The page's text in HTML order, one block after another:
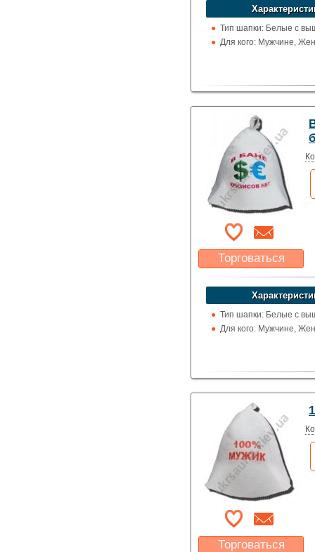
устроит?
Указать цену
Тип шапки: Белые с
Для кого: Мужчине,
Торговаться
Какая цена Вас
устроит?
Указать цену
Тип шапки: Белые с
Для кого: Мужчине,
Торговаться